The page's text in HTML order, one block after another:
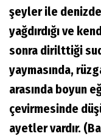
şeyler ile
yağdırdığı ve
sonra dirilttiği
yaymasında,
arasında boyun
çevirmesinde
ayetler vardır.